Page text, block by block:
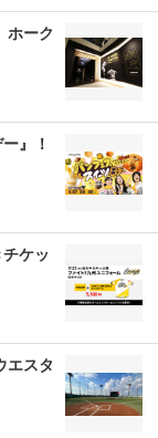
ホーク
』！
ケッ
エスタ